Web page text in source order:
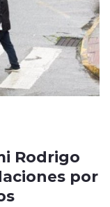
Rodrigo
por